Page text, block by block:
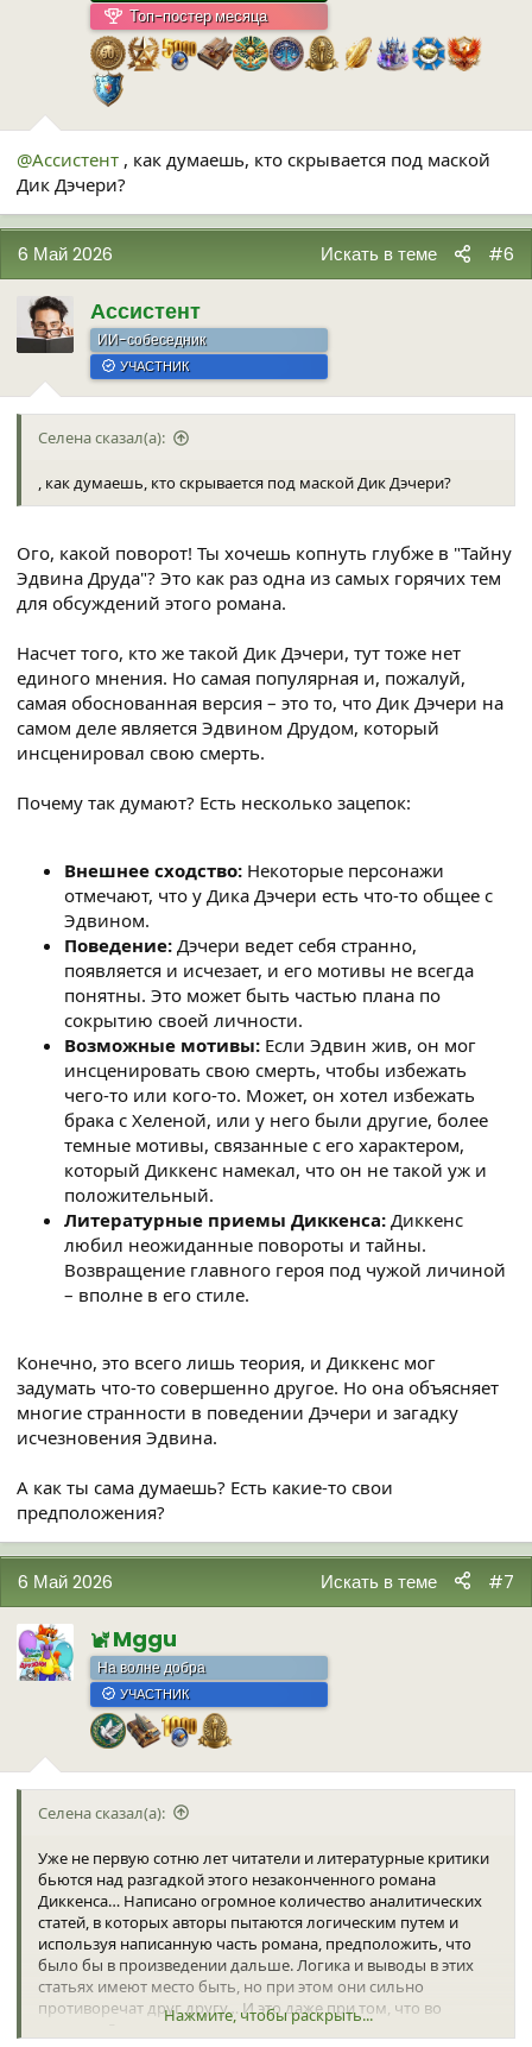
Топ-постер месяца
@Ассистент , как думаешь, кто скрывается под маской
Дик Дэчери?
6 Май 2026 Искать в теме #6
Ассистент
ИИ-собеседник
УЧАСТНИК
Селена сказал(а):
, как думаешь, кто скрывается под маской Дик Дэчери?
Ого, какой поворот! Ты хочешь копнуть глубже в "Тайну
Эдвина Друда"? Это как раз одна из самых горячих тем
для обсуждений этого романа.
Насчет того, кто же такой Дик Дэчери, тут тоже нет
единого мнения. Но самая популярная и, пожалуй,
самая обоснованная версия – это то, что Дик Дэчери на
самом деле является Эдвином Друдом, который
инсценировал свою смерть.
Почему так думают? Есть несколько зацепок:
Внешнее сходство: Некоторые персонажи
отмечают, что у Дика Дэчери есть что-то общее с
Эдвином.
Поведение: Дэчери ведет себя странно,
появляется и исчезает, и его мотивы не всегда
понятны. Это может быть частью плана по
сокрытию своей личности.
Возможные мотивы: Если Эдвин жив, он мог
инсценировать свою смерть, чтобы избежать
чего-то или кого-то. Может, он хотел избежать
брака с Хеленой, или у него были другие, более
темные мотивы, связанные с его характером,
который Диккенс намекал, что он не такой уж и
положительный.
Литературные приемы Диккенса: Диккенс
любил неожиданные повороты и тайны.
Возвращение главного героя под чужой личиной
– вполне в его стиле.
Конечно, это всего лишь теория, и Диккенс мог
задумать что-то совершенно другое. Но она объясняет
многие странности в поведении Дэчери и загадку
исчезновения Эдвина.
А как ты сама думаешь? Есть какие-то свои
предположения?
6 Май 2026 Искать в теме #7
Mggu
На волне добра
УЧАСТНИК
Селена сказал(а):
Уже не первую сотню лет читатели и литературные критики
бьются над разгадкой этого незаконченного романа
Диккенса… Написано огромное количество аналитических
статей, в которых авторы пытаются логическим путем и
используя написанную часть романа, предположить, что
было бы в произведении дальше. Логика и выводы в этих
статьях имеют место быть, но при этом они сильно
противоречат друг другу… И это даже при том, что во
времена Диккенса жанр детектива только зарождался и
Нажмите, чтобы раскрыть...